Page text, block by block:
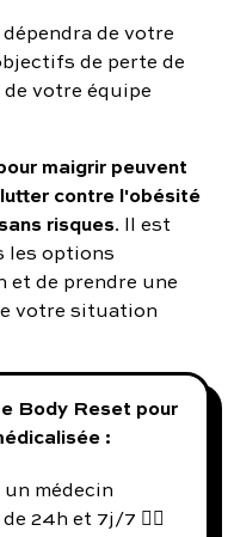
de votre
de perte de
votre équipe
maigrir peuvent
contre l'obésité
risques. Il est
les options
et de prendre une
votre situation
Body Reset pour
:
médecin
24h et 7j/7 👨‍⚕️